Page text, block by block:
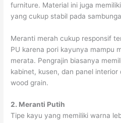
furniture. Material ini juga
yang cukup stabil pada
Meranti merah cukup responsif
PU karena pori kayunya mampu
merata. Pengrajin biasanya
kabinet, kusen, dan panel
wood grain.
2. Meranti Putih
Tipe kayu yang memiliki warna